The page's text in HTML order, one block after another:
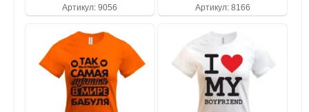
Артикул: 9056 Артикул: 8166